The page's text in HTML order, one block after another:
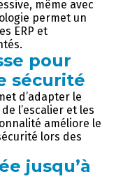
même avec
permet un
ERP et
pour
sécurité
d’adapter le
l’escalier et les
améliore le
lors des
jusqu’à